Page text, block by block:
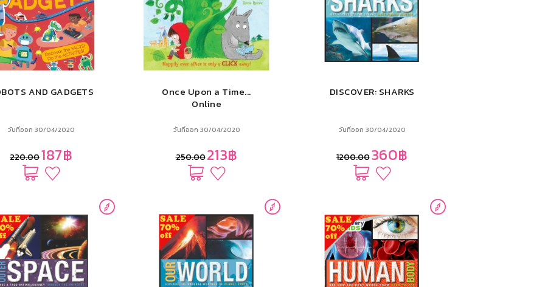
AND GADGETS
วันที่ออก 30/04/2020
220.00187฿
Once Upon a Time...
Online
วันที่ออก 30/04/2020
250.00213฿
DISCOVER: SHARKS
วันที่ออก 30/04/2020
1200.00360฿